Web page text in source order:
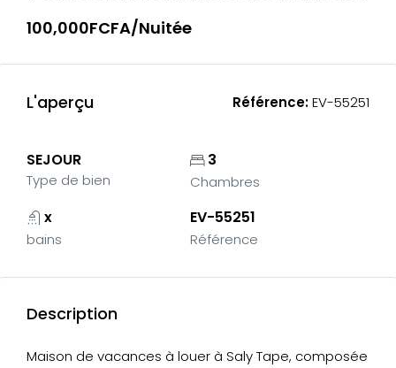
100,000FCFA/Nuitée
L'aperçu Référence:EV-55251
SEJOUR
Type de bien
3
Chambres
x
bains
EV-55251
Référence
Description
Maison de vacances à louer à Saly Tape, composée